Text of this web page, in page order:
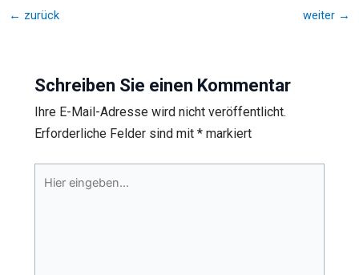
← zurück weiter →
Schreiben Sie einen Kommentar
Ihre E-Mail-Adresse wird nicht veröffentlicht.
Erforderliche Felder sind mit *markiert